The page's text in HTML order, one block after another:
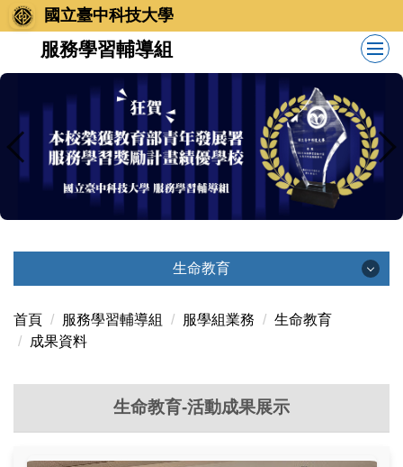
跳
到
區
國立臺中科技大學
服務學習輔導組
生命教育
生命教育
首頁 服務學習輔導組 服學組業務
生命教育
成果資料
生命教育-活動成果展示